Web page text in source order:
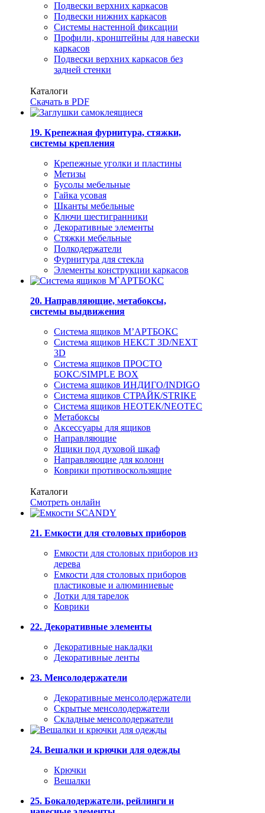
Подвески верхних каркасов
Подвески нижних каркасов
Системы настенной фиксации
Профили, кронштейны для навески
каркасов
Подвески верхних каркасов без
задней стенки
Каталоги
Скачать в PDF
19. Крепежная фурнитура, стяжки,
системы крепления
Крепежные уголки и пластины
Метизы
Бусолы мебельные
Гайка усовая
Шканты мебельные
Ключи шестигранники
Декоративные элементы
Стяжки мебельные
Полкодержатели
Фурнитура для стекла
Элементы конструкции каркасов
20. Направляющие, метабоксы,
системы выдвижения
Система ящиков М’АРТБОКС
Система ящиков НЕКСТ 3D/NEXT
3D
Система ящиков ПРОСТО
БОКС/SIMPLE BOX
Система ящиков ИНДИГО/INDIGO
Система ящиков СТРАЙК/STRIKE
Система ящиков НЕОТЕК/NEOTEC
Метабоксы
Аксессуары для ящиков
Направляющие
Ящики под духовой шкаф
Направляющие для колонн
Коврики противоскользящие
Каталоги
Смотреть онлайн
21. Емкости для столовых приборов
Емкости для столовых приборов из
дерева
Емкости для столовых приборов
пластиковые и алюминиевые
Лотки для тарелок
Коврики
22. Декоративные элементы
Декоративные накладки
Декоративные ленты
23. Менсолодержатели
Декоративные менсолодержатели
Скрытые менсолодержатели
Складные менсолодержатели
24. Вешалки и крючки для одежды
Крючки
Вешалки
25. Бокалодержатели, рейлинги и